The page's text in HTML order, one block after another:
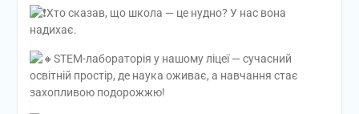
Хто сказав, що школа — це нудно? У нас вона
надихає.
STEM-лабораторія у нашому ліцеї — сучасний
освітній простір, де наука оживає, а навчання стає
захопливою подорожжю!